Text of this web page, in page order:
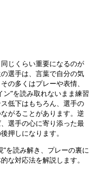
じくらい重要になるのが
選手は、言葉で自分の気
の多くはプレーや表情、
”を読み取れないまま練習
低下はもちろん、選手の
がることがあります。逆
選手の心に寄り添った最
押しになります。
を読み解き、プレーの裏に
な対応法を解説します。